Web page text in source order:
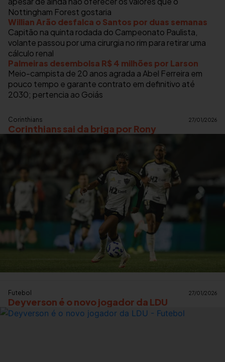
Nottingham Forest gostaria
Willian Arão desfalca o Santos por duas semanas
Capitão na quinta rodada do Campeonato Paulista,
volante passou por uma cirurgia no rim para retirar uma
cálculo renal
Palmeiras desembolsa R$ 4 milhões por Larson
Meio-campista de 20 anos agrada a Abel Ferreira em
pouco tempo e garante contrato em definitivo até
2030; pertencia ao Goiás
Corinthians 27/01/2026
Corinthians sai da briga por Rony
Futebol 27/01/2026
Deyverson é o novo jogador da LDU